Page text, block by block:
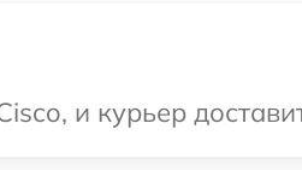
и курьер